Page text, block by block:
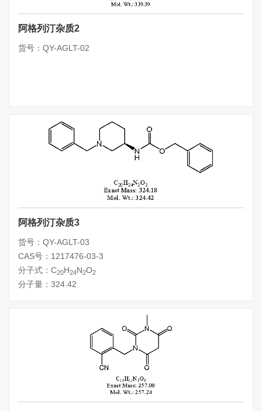
阿格列汀杂质2
货号：QY-AGLT-02
阿格列汀杂质3
货号：QY-AGLT-03
CAS号：1217476-03-3
分子式：C20H24N2O2
分子量：324.42